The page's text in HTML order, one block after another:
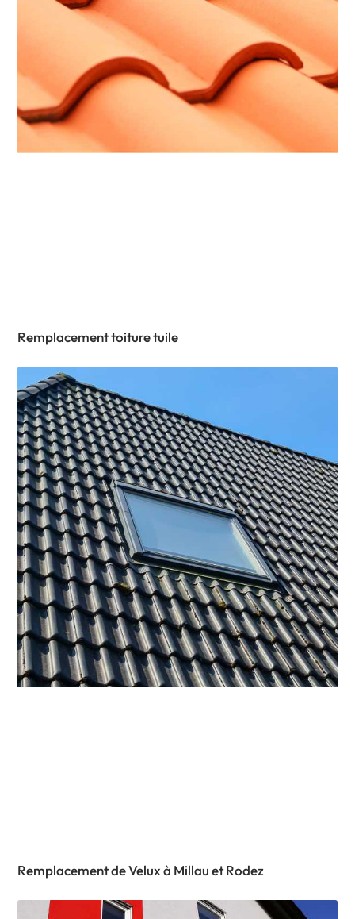
Remplacement toiture tuile
Remplacement de Velux à Millau et Rodez